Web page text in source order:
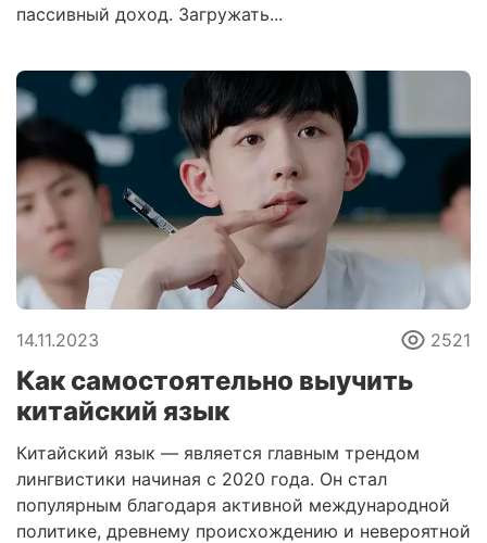
пассивный доход. Загружать...
14.11.2023 2521
Как самостоятельно выучить
китайский язык
Китайский язык — является главным трендом
лингвистики начиная с 2020 года. Он стал
популярным благодаря активной международной
политике, древнему происхождению и невероятной